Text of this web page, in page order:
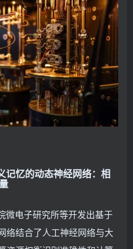
记忆的动态神经网络：相
微电子研究所等开发出基于
络结合了人工神经网络与大